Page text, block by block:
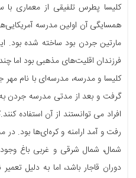
کلیسا پطرس تلفیقی از معماری با
همسایگی آن اولین مدرسه
مارتین جردن بود ساخته شده بود.
فرزندان اقلیت‌های مذهبی بود اما
کلیسا و مدرسه، مدرسه‌ای با نام
گرفت و بعد از مدتی مدرسه جردن به
افراد می توانستند از آن استفاده
رفت و آمد ارامنه و کره‌ای‌ها بود. در
شمال، شمال شرقی و غربی باغ
دوران قاجار باشد، اما به دلیل